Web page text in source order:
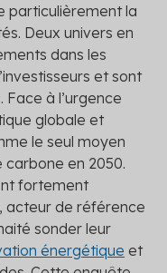
particulièrement la
Deux univers en
dans les
et sont
à l’urgence
globale et
le seul moyen
carbone en 2050.
fortement
acteur de référence
sonder leur
énergétique et